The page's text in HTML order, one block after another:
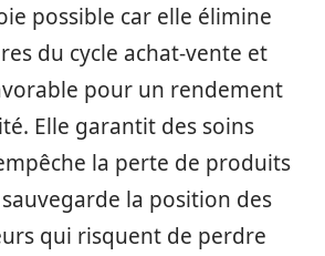
possible car elle élimine
du cycle achat-vente et
pour un rendement
Elle garantit des soins
la perte de produits
la position des
qui risquent de perdre